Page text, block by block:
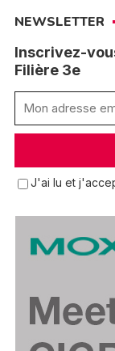
NEWSLETTER
Inscrivez-
Filière 3e
J'ai lu et